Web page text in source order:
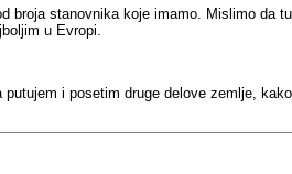
stanovnika koje imamo. Mislimo da
u Evropi.
i posetim druge delove zemlje,